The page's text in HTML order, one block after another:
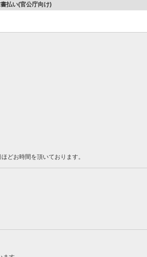
払い(官公庁向け)
どお時間を頂いております。